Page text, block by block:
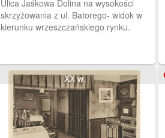
Ulica Jaśkowa Dolina na wysokości
skrzyżowania z ul. Batorego- widok w
kierunku wrzeszczańskiego rynku.
XX w.